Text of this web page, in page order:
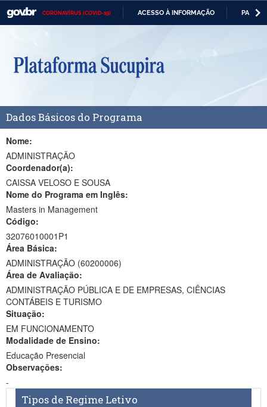
CORONAVÍRUS (COVID-19) ACESSO À INFORMAÇÃO
Casa Civil
Ministério da Defesa
Ministério da Economia
Ministério da Infraestrutura
Ministério da Agricultura, Pecuária e Abastecimento
Ministério da Educação
Ministério da Cidadania
Ministério da Saúde
Ministério de Minas e Energia
Ministério da Ciência, Tecnologia, Inovações e Comunicações
Ministério do Meio Ambiente
Ministério do Turismo
Ministério do Desenvolvimento Regional
Ministério da Mulher, da Família e dos Direitos Humanos
Dados Básicos do Programa
Nome:
ADMINISTRAÇÃO
Coordenador(a):
CAISSA VELOSO E SOUSA
Nome do Programa em Inglês:
Masters in Management
Código:
32076010001P1
Área Básica:
ADMINISTRAÇÃO (60200006)
Área de Avaliação:
ADMINISTRAÇÃO PÚBLICA E DE EMPRESAS, CIÊNCIAS
CONTÁBEIS E TURISMO
Situação:
EM FUNCIONAMENTO
Modalidade de Ensino:
Educação Presencial
Observações:
-
Tipos de Regime Letivo